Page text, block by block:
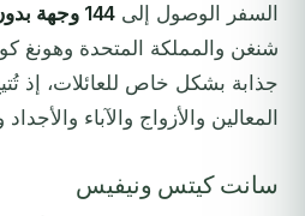
السفر الوصول إلى 144 وجهة بدون تأشيرة
شنغن والمملكة المتحدة وهونغ
جذابة بشكل خاص للعائلات، إذ
المعالين والأزواج والآباء
سانت كيتس ونيفيس